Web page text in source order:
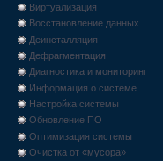
Виртуализация
Восстановление данных
Деинсталляция
Дефрагментация
Диагностика и мониторинг
Информация о системе
Настройка системы
Обновление ПО
Оптимизация системы
Очистка от «мусора»